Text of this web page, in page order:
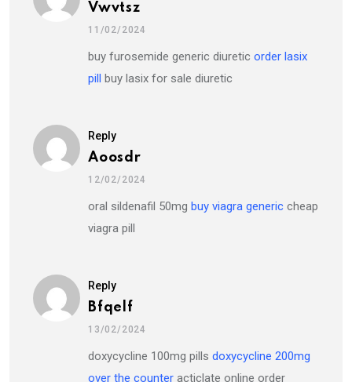
Vwvtsz
11/02/2024
buy furosemide generic diuretic order lasix
pill buy lasix for sale diuretic
Reply
Aoosdr
12/02/2024
oral sildenafil 50mg buy viagra generic cheap
viagra pill
Reply
Bfqelf
13/02/2024
doxycycline 100mg pills doxycycline 200mg
over the counter acticlate online order